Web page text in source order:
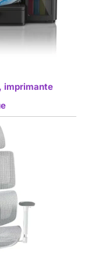
imprimante